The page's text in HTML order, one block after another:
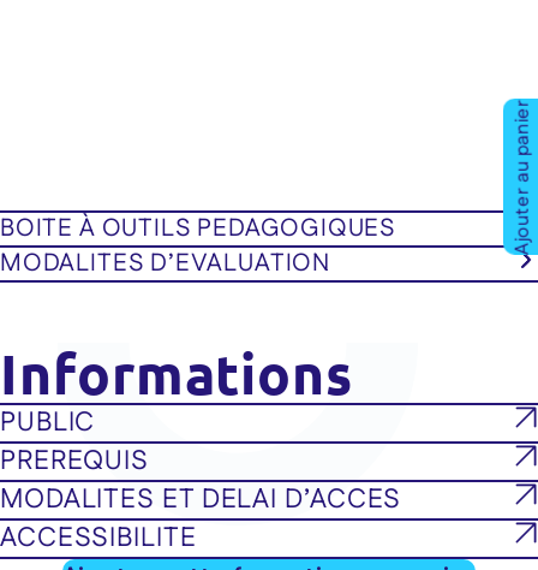
Ajouter au panier
BOITE À OUTILS PEDAGOGIQUES
MODALITES D’EVALUATION
Informations
PUBLIC
PREREQUIS
MODALITES ET DELAI D’ACCES
ACCESSIBILITE